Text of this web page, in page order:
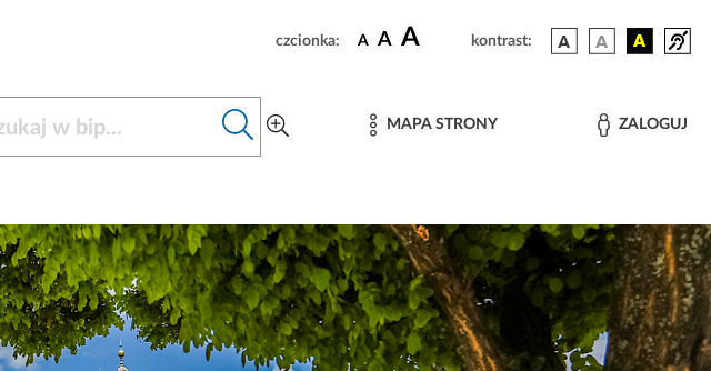
czcionka: A A A kontrast:
MAPA STRONY ZALOGUJ